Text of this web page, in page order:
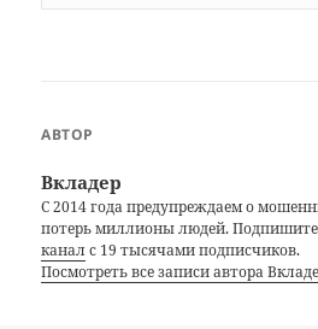
АВТОР
Вкладер
С 2014 года предупреждаем о
потерь миллионы людей.
каналс 19 тысячами подписчиков.
Посмотреть все записи автора